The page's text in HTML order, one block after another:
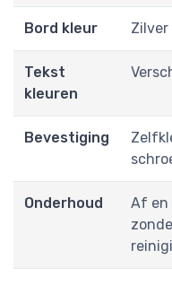
Bord kleur Zilver
Tekst
kleuren
Bevestiging
Onderhoud
Af en